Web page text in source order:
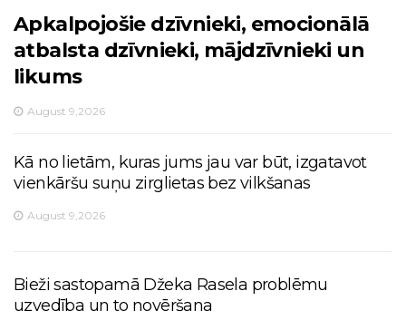
Apkalpojošie dzīvnieki, emocionālā
atbalsta dzīvnieki, mājdzīvnieki un
likums
August 9,2026
Kā no lietām, kuras jums jau var būt, izgatavot
vienkāršu suņu zirglietas bez vilkšanas
August 9,2026
Bieži sastopamā Džeka Rasela problēmu
uzvedība un to novēršana